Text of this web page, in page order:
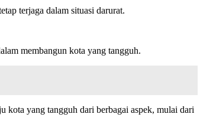
terjaga dalam situasi darurat.
membangun kota yang tangguh.
yang tangguh dari berbagai aspek, mulai dari